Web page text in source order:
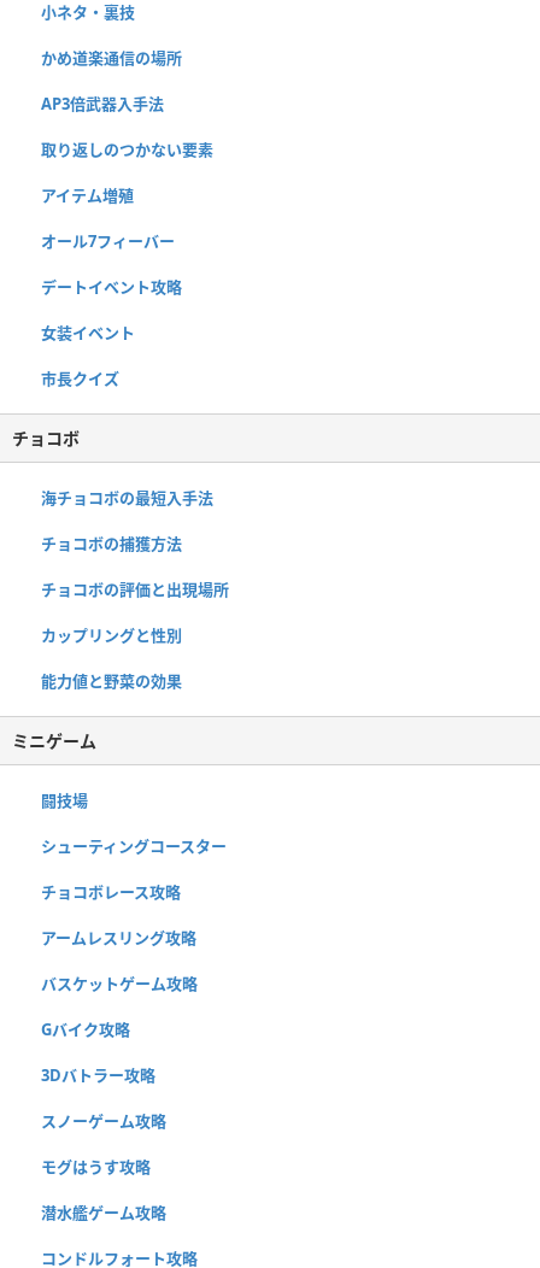
小ネタ・裏技
かめ道楽通信の場所
AP3倍武器入手法
取り返しのつかない要素
アイテム増殖
オール7フィーバー
デートイベント攻略
女装イベント
市長クイズ
チョコボ
海チョコボの最短入手法
チョコボの捕獲方法
チョコボの評価と出現場所
カップリングと性別
能力値と野菜の効果
ミニゲーム
闘技場
シューティングコースター
チョコボレース攻略
アームレスリング攻略
バスケットゲーム攻略
Gバイク攻略
3Dバトラー攻略
スノーゲーム攻略
モグはうす攻略
潜水艦ゲーム攻略
コンドルフォート攻略